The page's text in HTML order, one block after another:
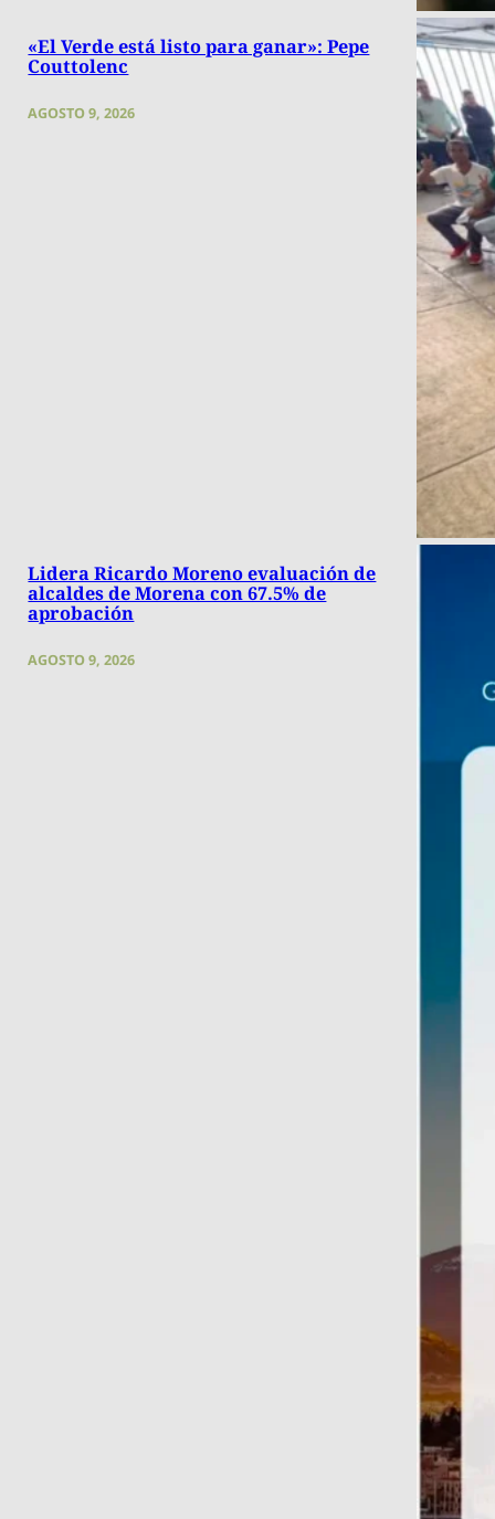
«El Verde está listo para ganar»: Pepe
Couttolenc
AGOSTO 9, 2026
Lidera Ricardo Moreno evaluación de
alcaldes de Morena con 67.5% de
aprobación
AGOSTO 9, 2026